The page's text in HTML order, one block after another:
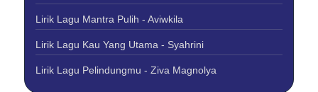
Lirik Lagu Mantra Pulih - Aviwkila
Lirik Lagu Kau Yang Utama - Syahrini
Lirik Lagu Pelindungmu - Ziva Magnolya